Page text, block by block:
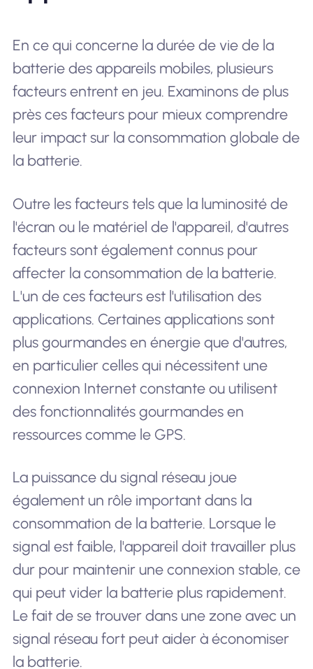
En ce qui concerne la durée de vie de la
batterie des appareils mobiles, plusieurs
facteurs entrent en jeu. Examinons de plus
près ces facteurs pour mieux comprendre
leur impact sur la consommation globale de
la batterie.
Outre les facteurs tels que la luminosité de
l'écran ou le matériel de l'appareil, d'autres
facteurs sont également connus pour
affecter la consommation de la batterie.
L'un de ces facteurs est l'utilisation des
applications. Certaines applications sont
plus gourmandes en énergie que d'autres,
en particulier celles qui nécessitent une
connexion Internet constante ou utilisent
des fonctionnalités gourmandes en
ressources comme le GPS.
La puissance du signal réseau joue
également un rôle important dans la
consommation de la batterie. Lorsque le
signal est faible, l'appareil doit travailler plus
dur pour maintenir une connexion stable, ce
qui peut vider la batterie plus rapidement.
Le fait de se trouver dans une zone avec un
signal réseau fort peut aider à économiser
la batterie.